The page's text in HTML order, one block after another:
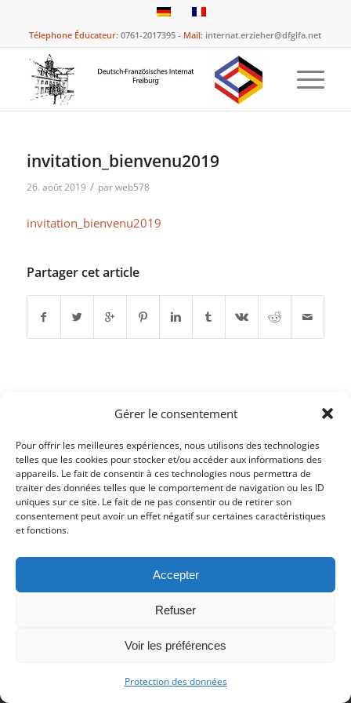
Gérer le consentement
Pour offrir les meilleures expériences, nous utilisons des technologies
telles que les cookies pour stocker et/ou accéder aux informations des
appareils. Le fait de consentir à ces technologies nous permettra de
traiter des données telles que le comportement de navigation ou les ID
uniques sur ce site. Le fait de ne pas consentir ou de retirer son
consentement peut avoir un effet négatif sur certaines caractéristiques
et fonctions.
Accepter
Refuser
Voir les préférences
Protection des données
Télephone Éducateur: 0761-2017395 - Mail: internat.erzieher@dfglfa.net
invitation_bienvenu2019
26. août 2019 / parweb578
invitation_bienvenu2019
Partager cet article
Impressum
-Datenschutz
Impressum
Datenschutzerklärung